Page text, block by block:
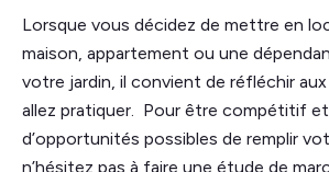
Lorsque vous décidez de mettre en
maison, appartement ou une
votre jardin, il convient de réfléchir
allez pratiquer. Pour être compétitif et
d’opportunités possibles de remplir
n’hésitez pas à faire une étude de